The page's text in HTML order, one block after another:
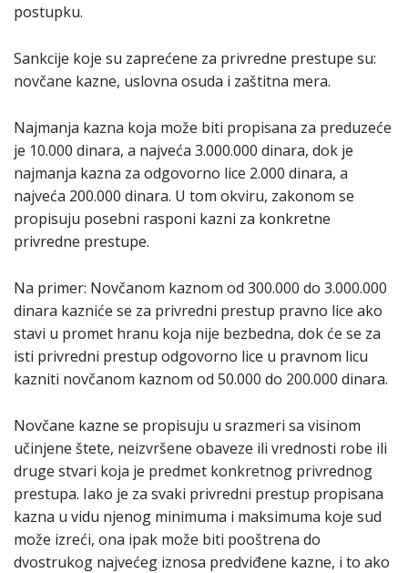
postupku.
Sankcije koje su zaprećene za privredne prestupe su:
novčane kazne, uslovna osuda i zaštitna mera.
Najmanja kazna koja može biti propisana za preduzeće
je 10.000 dinara, a najveća 3.000.000 dinara, dok je
najmanja kazna za odgovorno lice 2.000 dinara, a
najveća 200.000 dinara. U tom okviru, zakonom se
propisuju posebni rasponi kazni za konkretne
privredne prestupe.
Na primer: Novčanom kaznom od 300.000 do 3.000.000
dinara kazniće se za privredni prestup pravno lice ako
stavi u promet hranu koja nije bezbedna, dok će se za
isti privredni prestup odgovorno lice u pravnom licu
kazniti novčanom kaznom od 50.000 do 200.000 dinara.
Novčane kazne se propisuju u srazmeri sa visinom
učinjene štete, neizvršene obaveze ili vrednosti robe ili
druge stvari koja je predmet konkretnog privrednog
prestupa. Iako je za svaki privredni prestup propisana
kazna u vidu njenog minimuma i maksimuma koje sud
može izreći, ona ipak može biti pooštrena do
dvostrukog najvećeg iznosa predviđene kazne, i to ako